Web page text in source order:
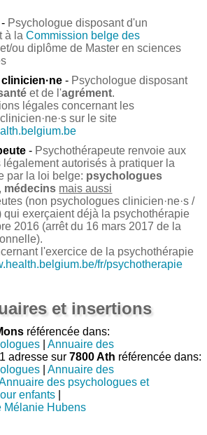
- Psychologue disposant d'un
à laCommission belge des
et/ou diplôme de Master en sciences
- Psychologue disposant
et de l'agrément.
légales concernant les
sur le site
- Psychothérapeute renvoie aux
autorisés à pratiquer la
par la loi belge: psychologues
, médecins mais aussi
(non psychologues clinicien·ne·s /
qui exerçaient déjà la psychothérapie
2016 (arrêt du 16 mars 2017 de la
l'exercice de la psychothérapie
fr/psychotherapie
et insertions
référencée dans:
|Annuaire des
1 adresse sur7800 Ath référencée dans:
|Annuaire des
des psychologues et
enfants
Mélanie Hubens